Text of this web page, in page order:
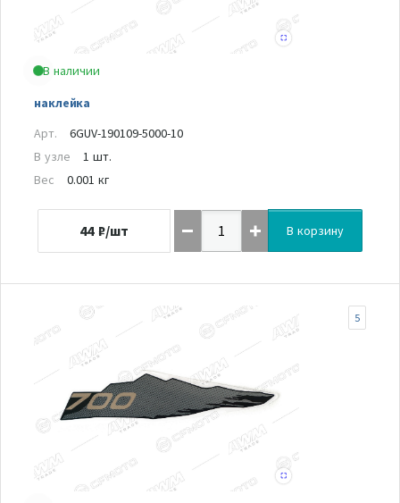
В наличии
наклейка
Арт.
6GUV-190109-5000-10
В узле
1 шт.
Вес
0.001 кг
44 ₽/шт В корзину
5